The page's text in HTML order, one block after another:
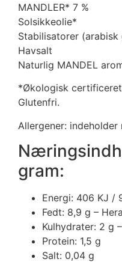
MANDLER* 7 %
Solsikkeolie*
Stabilisatorer (arabisk
Havsalt
Naturlig MANDEL
*Økologisk
Glutenfri.
Allergener: indeholder
gram:
Energi: 406 KJ /
Fedt: 8,9 g –
Kulhydrater: 2 g
Protein: 1,5 g
Salt: 0,04 g